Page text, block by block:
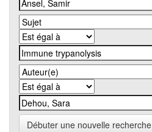
Débuter une nouvelle recherche